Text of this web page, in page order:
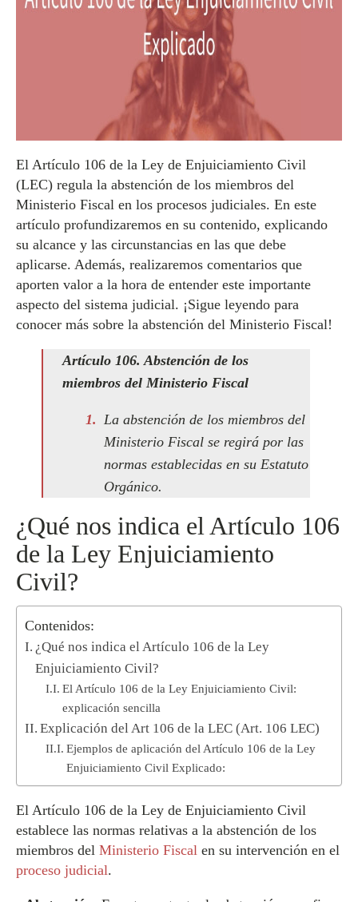
El Artículo 106 de la Ley de Enjuiciamiento Civil
(LEC) regula la abstención de los miembros del
Ministerio Fiscal en los procesos judiciales. En este
artículo profundizaremos en su contenido, explicando
su alcance y las circunstancias en las que debe
aplicarse. Además, realizaremos comentarios que
aporten valor a la hora de entender este importante
aspecto del sistema judicial. ¡Sigue leyendo para
conocer más sobre la abstención del Ministerio Fiscal!
Artículo 106. Abstención de los
miembros del Ministerio Fiscal
La abstención de los miembros del
Ministerio Fiscal se regirá por las
normas establecidas en su Estatuto
Orgánico.
¿Qué nos indica el Artículo 106
de la Ley Enjuiciamiento
Civil?
Contenidos:
¿Qué nos indica el Artículo 106 de la Ley
Enjuiciamiento Civil?
El Artículo 106 de la Ley Enjuiciamiento Civil:
explicación sencilla
Explicación del Art 106 de la LEC (Art. 106 LEC)
Ejemplos de aplicación del Artículo 106 de la Ley
Enjuiciamiento Civil Explicado:
El Artículo 106 de la Ley de Enjuiciamiento Civil
establece las normas relativas a la abstención de los
miembros del Ministerio Fiscal en su intervención en el
proceso judicial.